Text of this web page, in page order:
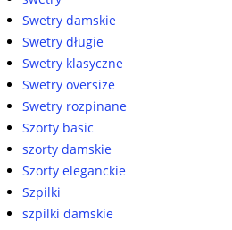
Swetry damskie
Swetry długie
Swetry klasyczne
Swetry oversize
Swetry rozpinane
Szorty basic
szorty damskie
Szorty eleganckie
Szpilki
szpilki damskie